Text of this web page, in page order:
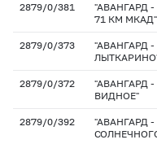
2879/0/381
"АВАНГАРД
71 КМ МКАД"
2879/0/373
"АВАНГАРД
2879/0/372
"АВАНГАРД
ВИДНОЕ"
2879/0/392
"АВАНГАРД